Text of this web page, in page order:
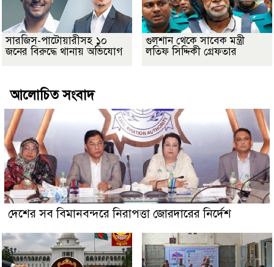
সারজিস-পাটোয়ারীসহ ১০
জনের বিরুদ্ধে থানায় অভিযোগ
গুলশান থেকে সাবেক মন্ত্রী
লতিফ সিদ্দিকী গ্রেফতার
আলোচিত সংবাদ
দেশের সব বিমানবন্দরে নিরাপত্তা জোরদারের নির্দেশ